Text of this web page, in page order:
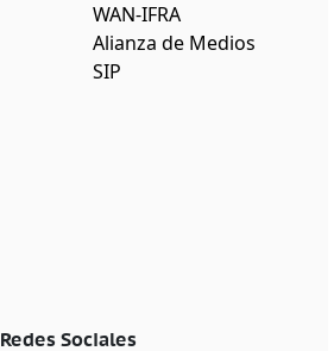
WAN-IFRA
Alianza de Medios
SIP
Redes Sociales